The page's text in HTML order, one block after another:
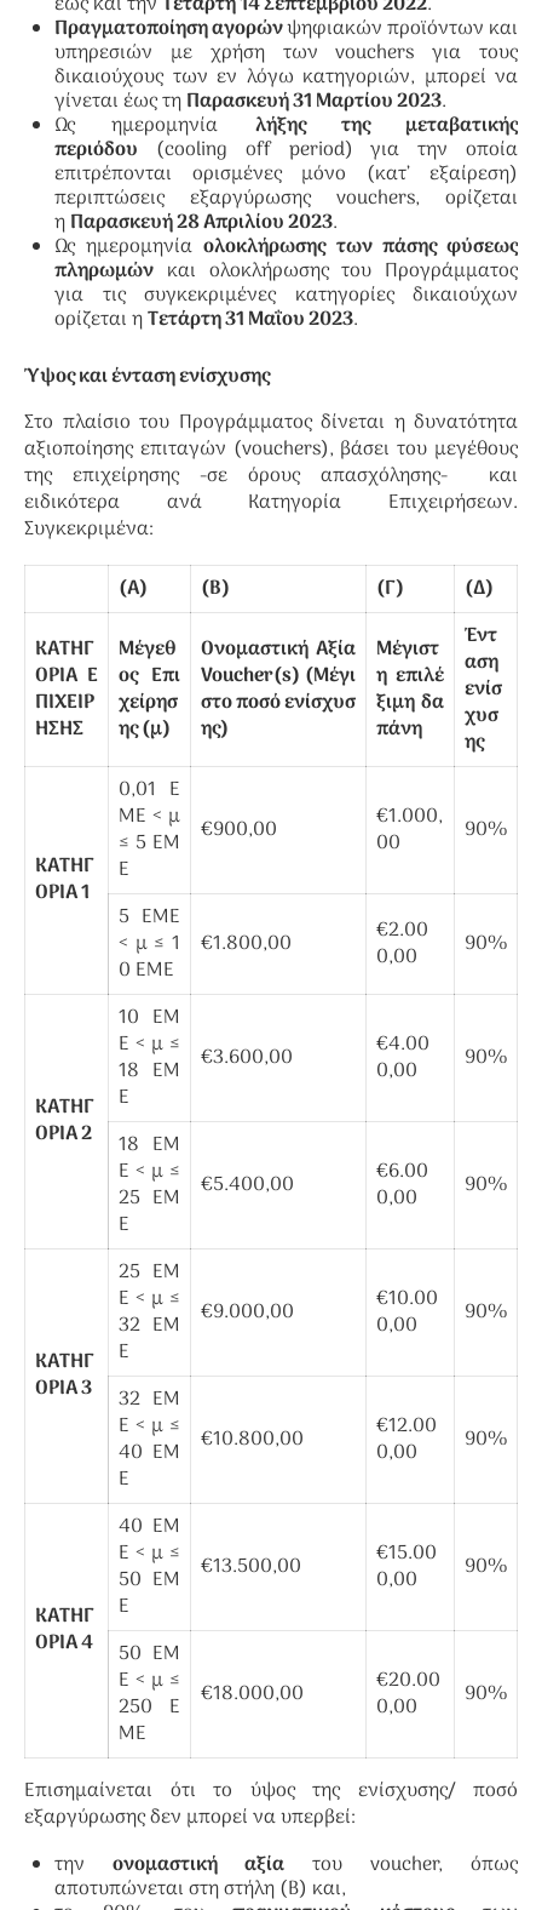
Πραγματοποίηση αγορώνψηφιακών προϊόντων και
υπηρεσιών με χρήση των vouchers για τους
δικαιούχους των εν λόγω κατηγοριών, μπορεί να
γίνεται έως τηΠαρασκευή 31 Μαρτίου 2023.
Ως ημερομηνία λήξης της μεταβατικής
περιόδου (cooling off period) για την οποία
επιτρέπονται ορισμένες μόνο (κατ’ εξαίρεση)
περιπτώσεις εξαργύρωσης vouchers, ορίζεται
ηΠαρασκευή 28 Απριλίου 2023.
Ως ημερομηνίαολοκλήρωσης των πάσης φύσεως
πληρωμών και ολοκλήρωσης του Προγράμματος
για τις συγκεκριμένες κατηγορίες δικαιούχων
ορίζεται ηΤετάρτη 31 Μαΐου 2023.
Ύψος και ένταση ενίσχυσης
Στο πλαίσιο του Προγράμματος δίνεται η δυνατότητα
αξιοποίησης επιταγών (vouchers), βάσει του μεγέθους
της επιχείρησης -σε όρους απασχόλησης- και
ειδικότερα ανά Κατηγορία Επιχειρήσεων.
Συγκεκριμένα:
(Α)
(Β) (Γ)
(Δ)
ΚΑΤΗΓ
ΟΡΙΑ Ε
ΠΙΧΕΙΡ
ΗΣΗΣ
Μέγεθ
ος Επι
χείρησ
ης (μ)
Ονομαστική Αξία
Voucher(s) (Μέγι
στο ποσό ενίσχυσ
ης)
Μέγιστ
η επιλέ
ξιμη δα
πάνη
Έντ
αση
ενίσ
χυσ
ης
ΚΑΤΗΓ
ΟΡΙΑ 1
0,01 Ε
ΜΕ < μ
≤ 5 ΕΜ
Ε
€900,00
€1.000,
00
90%
5 ΕΜΕ
< μ ≤ 1
0 ΕΜΕ
€1.800,00
€2.00
0,00
90%
ΚΑΤΗΓ
ΟΡΙΑ 2
10 ΕΜ
Ε < μ ≤
18 ΕΜ
Ε
€3.600,00
€4.00
0,00
90%
18 ΕΜ
Ε < μ ≤
25 ΕΜ
Ε
€5.400,00
€6.00
0,00
90%
ΚΑΤΗΓ
ΟΡΙΑ 3
25 ΕΜ
Ε < μ ≤
32 ΕΜ
Ε
€9.000,00
€10.00
0,00
90%
32 ΕΜ
Ε < μ ≤
40 ΕΜ
Ε
€10.800,00
€12.00
0,00
90%
ΚΑΤΗΓ
ΟΡΙΑ 4
40 ΕΜ
Ε < μ ≤
50 ΕΜ
Ε
€13.500,00
€15.00
0,00
90%
50 ΕΜ
Ε < μ ≤
250 Ε
ΜΕ
€18.000,00
€20.00
0,00
90%
Επισημαίνεται ότι το ύψος της ενίσχυσης/ ποσό
εξαργύρωσης δεν μπορεί να υπερβεί:
την ονομαστική αξία του voucher, όπως
αποτυπώνεται στη στήλη (Β) και,